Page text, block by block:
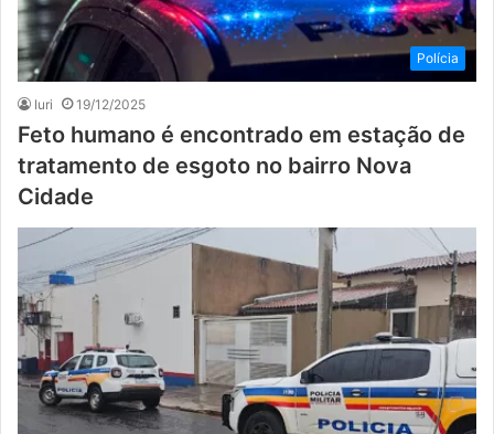
Polícia
Iuri 19/12/2025
Feto humano é encontrado em estação de
tratamento de esgoto no bairro Nova
Cidade